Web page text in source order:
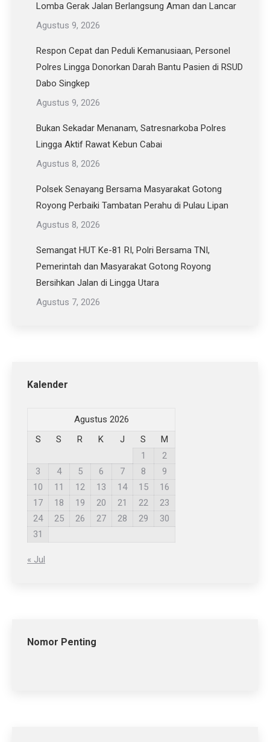
Lomba Gerak Jalan Berlangsung Aman dan Lancar
Agustus 9, 2026
Respon Cepat dan Peduli Kemanusiaan, Personel
Polres Lingga Donorkan Darah Bantu Pasien di RSUD
Dabo Singkep
Agustus 9, 2026
Bukan Sekadar Menanam, Satresnarkoba Polres
Lingga Aktif Rawat Kebun Cabai
Agustus 8, 2026
Polsek Senayang Bersama Masyarakat Gotong
Royong Perbaiki Tambatan Perahu di Pulau Lipan
Agustus 8, 2026
Semangat HUT Ke-81 RI, Polri Bersama TNI,
Pemerintah dan Masyarakat Gotong Royong
Bersihkan Jalan di Lingga Utara
Agustus 7, 2026
Kalender
Agustus 2026
S
S R K J S
M
1
2
3
4 5 6 7 8
9
10
11 12 13 14 15
16
17
18 19 20 21 22
23
24
25 26 27 28 29
30
31
« Jul
Nomor Penting